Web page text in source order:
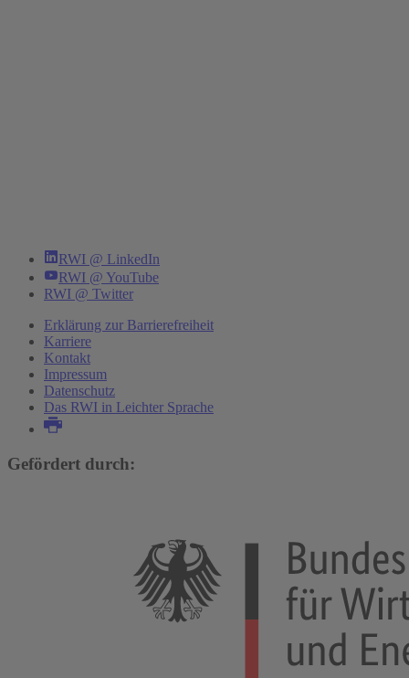
RWI @ LinkedIn
RWI @ YouTube
RWI @ Twitter
Erklärung zur Barrierefreiheit
Karriere
Kontakt
Impressum
Datenschutz
Das RWI in Leichter Sprache
Gefördert durch: